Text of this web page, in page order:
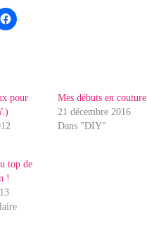
pour
Mes débuts en couture
21 décembre 2016
Dans "DIY"
top de
!